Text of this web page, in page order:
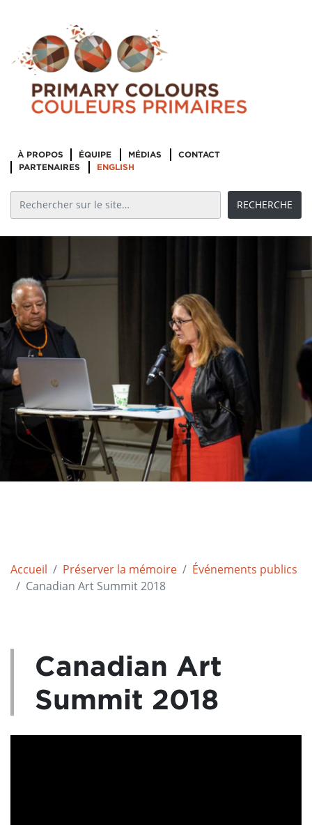
À PROPOS ÉQUIPE MÉDIAS
CONTACT
PARTENAIRES
ENGLISH
Accueil Préserver la mémoire
Événements publics
Canadian Art Summit 2018
Canadian Art
Summit 2018